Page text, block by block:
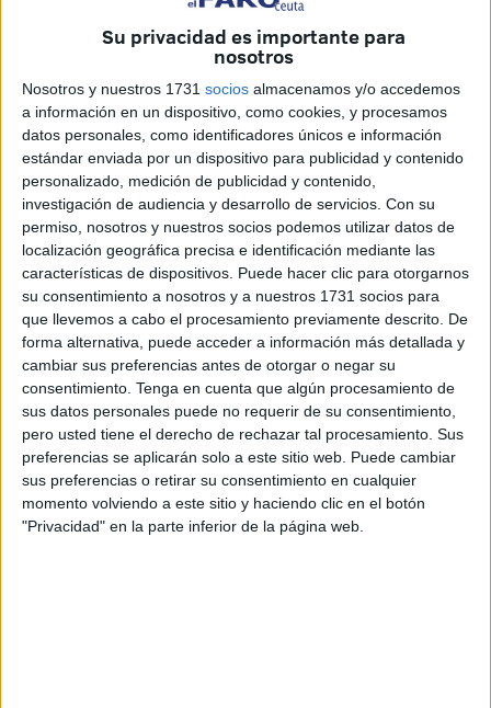
Su privacidad es importante para
nosotros
Nosotros y nuestros 1731 socios almacenamos y/o accedemos
a información en un dispositivo, como cookies, y procesamos
datos personales, como identificadores únicos e información
estándar enviada por un dispositivo para publicidad y contenido
personalizado, medición de publicidad y contenido,
investigación de audiencia y desarrollo de servicios. Con su
permiso, nosotros y nuestros socios podemos utilizar datos de
localización geográfica precisa e identificación mediante las
características de dispositivos. Puede hacer clic para otorgarnos
su consentimiento a nosotros y a nuestros 1731 socios para
que llevemos a cabo el procesamiento previamente descrito. De
forma alternativa, puede acceder a información más detallada y
cambiar sus preferencias antes de otorgar o negar su
consentimiento. Tenga en cuenta que algún procesamiento de
sus datos personales puede no requerir de su consentimiento,
pero usted tiene el derecho de rechazar tal procesamiento. Sus
preferencias se aplicarán solo a este sitio web. Puede cambiar
sus preferencias o retirar su consentimiento en cualquier
momento volviendo a este sitio y haciendo clic en el botón
"Privacidad" en la parte inferior de la página web.
este discurrir político, por eso el popular no entiende que el
líder socialista, Juan Gutiérrez, aproveche sus redes
sociales para faltar a la verdad diciendo todo lo contrario
después de interpretar a su antojo unas declaraciones
hechas por Vivas en una entrevista publicada este
domingo por el diarioLa Razón.
¿Qué es lo que respondía el candidato popular a la
pregunta del rotativo nacional sobre el papel que puede
jugar Vox en Ceuta y la posibilidad de un pacto?
Textualmente que: “Nosotros no vamos a pactar con
Vox . Laseleccionesaquí se dividen en la candidatura del
PP y la delPSOE”.
¿Y qué es lo que interpretó de este asunto Gutiérrez?:
“Hoy Vivas demostró más que nunca que busca más el
apoyo de Vox que el de la gente de Ceuta”. Consideración
que desencadenó en una serie de aplausos de sus
seguidores que tampoco se habían detenido a leer y
comprender la respuesta recogida en el citado periódico.